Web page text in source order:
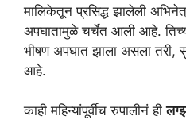
मालिकेतून प्रसिद्ध झालेली
अपघातामुळे चर्चेत आली आहे.
भीषण अपघात झाला असला तरी,
आहे.
काही महिन्यांपूर्वीच रुपालीनं ही